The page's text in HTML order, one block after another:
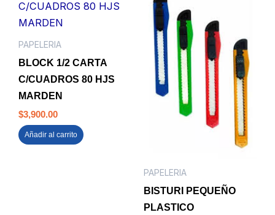
PAPELERIA
BLOCK 1/2 CARTA
C/CUADROS 80 HJS
MARDEN
$3,900.00
Añadir al carrito
PAPELERIA
BISTURI PEQUEÑO
PLASTICO